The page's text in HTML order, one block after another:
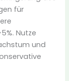
für
Nutze
und